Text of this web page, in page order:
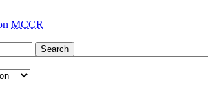
MCCR
Search